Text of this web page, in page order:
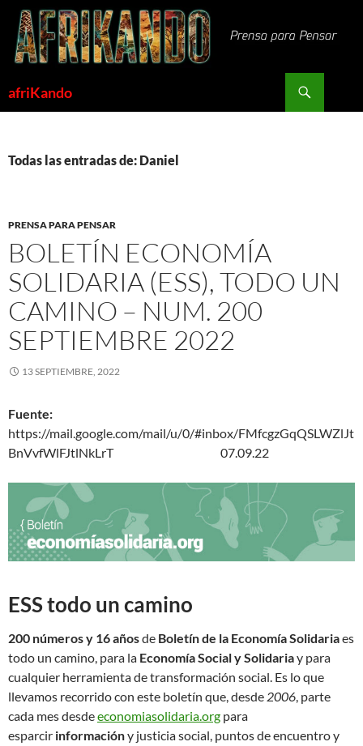
Saltar
contenido
afriKando
Todas las entradas de: Daniel
PRENSA PARA PENSAR
BOLETÍN ECONOMÍA
SOLIDARIA (ESS), TODO UN
CAMINO – NUM. 200
SEPTIEMBRE 2022
13 SEPTIEMBRE, 2022
Fuente:
https://mail.google.com/mail/u/0/#inbox/FMfcgzGqQSLWZlJt
BnVvfWlFJtlNkLrT 07.09.22
ESS todo un camino
200 números y 16 añosde Boletín de la Economía Solidariaes
todo un camino, para la Economía Social y Solidariay para
cualquier herramienta de transformación social. Es lo que
llevamos recorrido con este boletín que, desde 2006, parte
cada mes desdeeconomiasolidaria.org para
esparcir informacióny justicia social, puntos de encuentro y